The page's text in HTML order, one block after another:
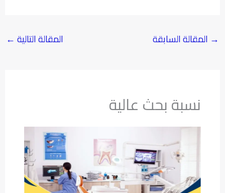
→ المقالة السابقة المقالة التالية ←
نسبة بحث عالية